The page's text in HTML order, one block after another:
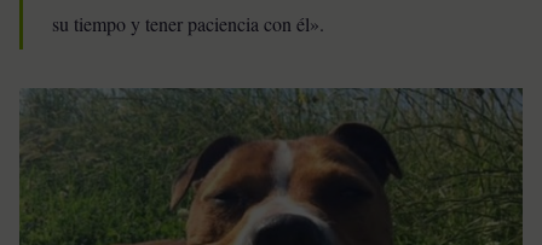
su tiempo y tener paciencia con él».